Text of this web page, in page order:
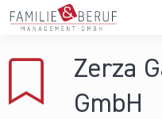
Direkt zum Inhalt
Gemeinden
Zerza
GmbH